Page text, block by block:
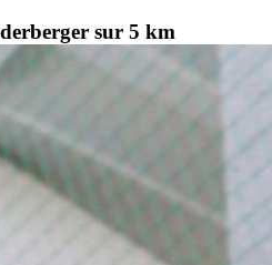
sur 5 km